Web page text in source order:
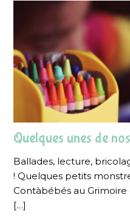
Quelques unes de
Ballades, lecture,
! Quelques petits
Contàbébés au
[…]